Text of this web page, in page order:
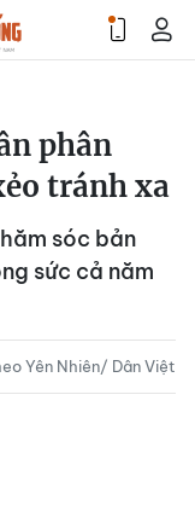
phân
tránh xa
sóc bản
sức cả năm
Yên Nhiên/ Dân Việt